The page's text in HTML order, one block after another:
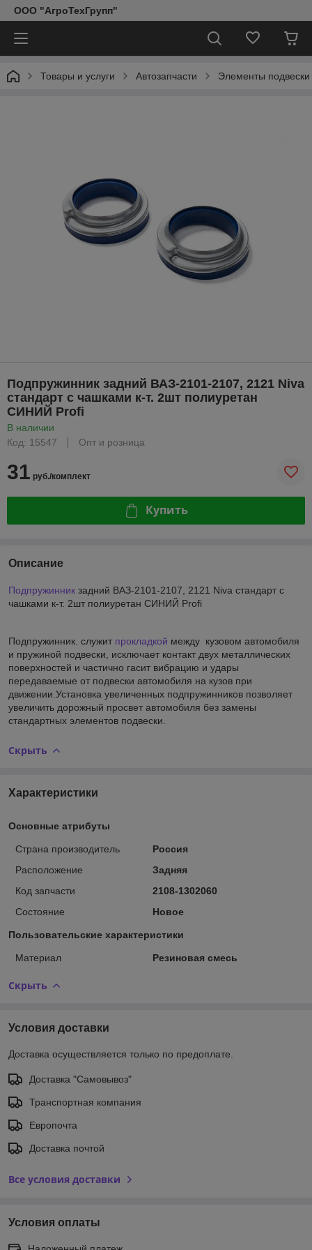
ООО "АгроТехГрупп"
Товары и услуги Автозапчасти Элементы подвески
Подпружинник задний ВАЗ-2101-2107, 2121 Niva
стандарт с чашками к-т. 2шт полиуретан
СИНИЙ Profi
В наличии
Код: 15547
Опт и розница
31 руб./комплект
Купить
Описание
Подпружинник задний ВАЗ-2101-2107, 2121 Niva стандарт с
чашками к-т. 2шт полиуретан СИНИЙ Profi
Подпружинник. служит прокладкой между кузовом автомобиля
и пружиной подвески, исключает контакт двух металлических
поверхностей и частично гасит вибрацию и удары
передаваемые от подвески автомобиля на кузов при
движении.Установка увеличенных подпружинников позволяет
увеличить дорожный просвет автомобиля без замены
стандартных элементов подвески.
Скрыть
Характеристики
Основные атрибуты
Страна производитель
Россия
Расположение
Задняя
Код запчасти
2108-1302060
Состояние
Новое
Пользовательские характеристики
Материал Резиновая смесь
Скрыть
Условия доставки
Доставка осуществляется только по предоплате.
Доставка "Самовывоз"
Транспортная компания
Европочта
Доставка почтой
Все условия доставки
Условия оплаты